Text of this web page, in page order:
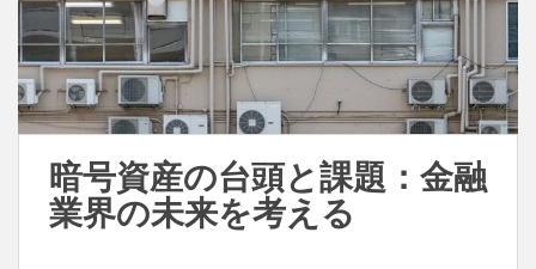
暗号資産の台頭と課題：金融
業界の未来を考える